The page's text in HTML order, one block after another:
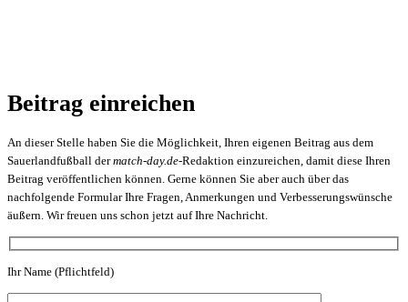
Beitrag einreichen
An dieser Stelle haben Sie die Möglichkeit, Ihren eigenen Beitrag aus dem
Sauerlandfußball dermatch-day.de-Redaktion einzureichen, damit diese Ihren
Beitrag veröffentlichen können. Gerne können Sie aber auch über das
nachfolgende Formular Ihre Fragen, Anmerkungen und Verbesserungswünsche
äußern. Wir freuen uns schon jetzt auf Ihre Nachricht.
Ihr Name (Pflichtfeld)